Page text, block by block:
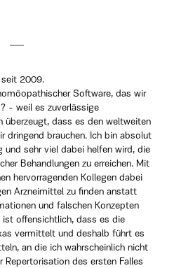
seit 2009.
Software, das wir
- weil es zuverlässige
überzeugt, dass es den weltweiten
dringend brauchen. Ich bin absolut
und sehr viel dabei helfen wird, die
Behandlungen zu erreichen. Mit
hervorragenden Kollegen dabei
Arzneimittel zu finden anstatt
und falschen Konzepten
ist offensichtlich, dass es die
vermittelt und deshalb führt es
an die ich wahrscheinlich nicht
des ersten Falles